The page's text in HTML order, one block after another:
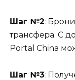
Шаг №2:
трансфера. С
Portal China
Шаг №3: